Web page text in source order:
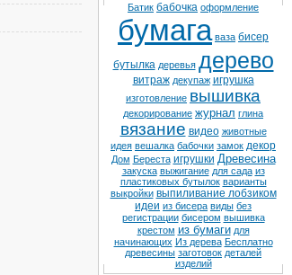
Батик бабочка оформление
бумага ваза бисер
бутылка деревья дерево
витраж декупаж игрушка
изготовление вышивка
декорирование журнал глина
вязание видео животные
идея вешалка бабочки замок декор
Дом Береста игрушки Древесина
закуска выжигание для сада из
пластиковых бутылок варианты
выкройки выпиливание лобзиком
идеи из бисера виды без
регистрации бисером вышивка
крестом из бумаги для
начинающих Из дерева Бесплатно
древесины заготовок деталей
изделий